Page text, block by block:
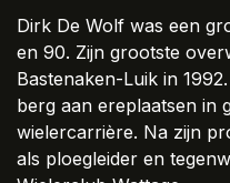
Dirk De Wolf was een
en 90. Zijn grootste
Bastenaken-Luik in
berg aan ereplaatsen in
wielercarrière. Na zijn
als ploegleider en